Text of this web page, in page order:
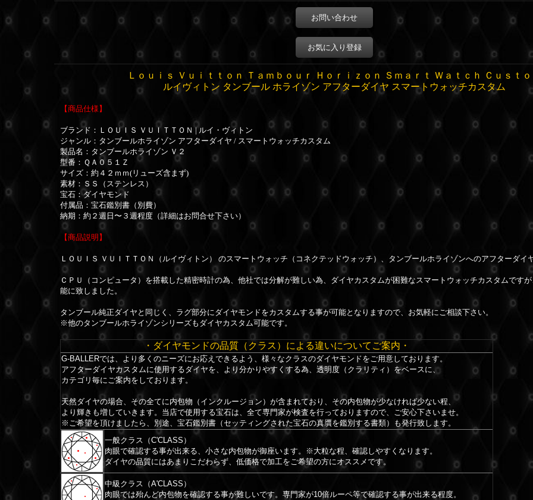
お問い合わせ
お気に入り登録
Ｌｏｕｉｓ Ｖｕｉｔｔｏｎ Ｔａｍｂｏｕｒ Ｈｏｒｉｚｏｎ Ｓｍａｒｔ Ｗａｔｃｈ Ｃｕｓｔ
ルイヴィトン タンブール ホライゾン アフターダイヤ スマートウォッチカスタム
【商品仕様】
ブランド：ＬＯＵＩＳ ＶＵＩＴＴＯＮ | ルイ・ヴィトン
ジャンル：タンブールホライゾン アフターダイヤ / スマートウォッチカスタム
製品名：タンブールホライゾン Ｖ２
型番：ＱＡ０５１Ｚ
サイズ：約４２ｍｍ(リューズ含まず)
素材：ＳＳ（ステンレス）
宝石：ダイヤモンド
付属品：宝石鑑別書（別費）
納期：約２週日〜３週程度（詳細はお問合せ下さい）
【商品説明】
ＬＯＵＩＳ ＶＵＩＴＴＯＮ（ルイヴィトン） のスマートウォッチ（コネクテッドウォッチ）、タンブールホライゾンへのアフターダイ
ＣＰＵ（コンピュータ）を搭載した精密時計の為、他社では分解が難しい為、ダイヤカスタムが困難なスマートウォッチカスタムです
能に致しました。
タンブール純正ダイヤと同じく、ラグ部分にダイヤモンドをカスタムする事が可能となりますので、お気軽にご相談下さい。
※他のタンブールホライゾンシリーズもダイヤカスタム可能です。
・ダイヤモンドの品質（クラス）による違いについてご案内・
G-BALLERでは、より多くのニーズにお応えできるよう、様々なクラスのダイヤモンドをご用意しております。
アフターダイヤカスタムに使用するダイヤを、より分かりやすくする為、透明度（クラリティ）をベースに、
カテゴリ毎にご案内をしております。
天然ダイヤの場合、その全てに内包物（インクルージョン）が含まれており、その内包物が少なければ少ない程、
より輝きも増していきます。当店で使用する宝石は、全て専門家が検査を行っておりますので、ご安心下さいませ。
※ご希望を頂けましたら、別途、宝石鑑別書（セッティングされた宝石の真贋を鑑別する書類）も発行致します。
一般クラス（C'CLASS）
肉眼で確認する事が出来る、小さな内包物が御座います。※大粒な程、確認しやすくなります。
ダイヤの品質にはあまりこだわらず、低価格で加工をご希望の方にオススメです。
中級クラス（A'CLASS）
肉眼では殆んど内包物を確認する事が難しいです。専門家が10倍ルーペ等で確認する事が出来る程度。